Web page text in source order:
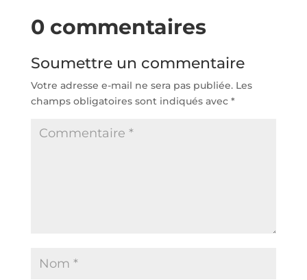
0 commentaires
Soumettre un commentaire
Votre adresse e-mail ne sera pas publiée. Les
champs obligatoires sont indiqués avec *